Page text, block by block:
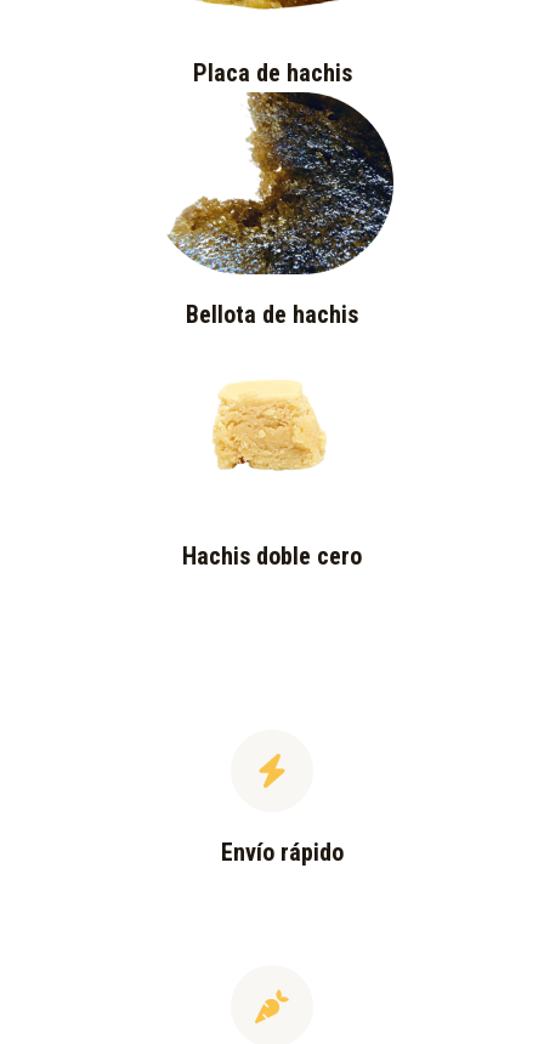
Placa de hachis
Bellota de hachis
Hachis doble cero
Envío rápido